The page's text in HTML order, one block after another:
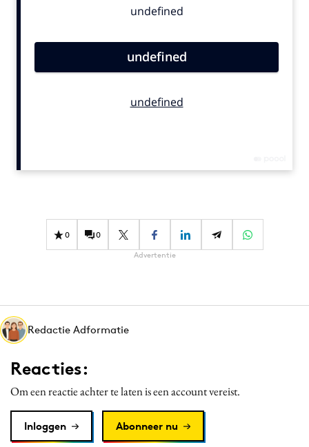
Contentmarketing
Effectiviteit
Gedragsverandering
Martech
Media
Merkstrategie
PR
Programmatic
Reputatie & crisis
0 0
Advertentie
Redactie Adformatie
Reacties:
Om een reactie achter te laten is een account vereist.
Inloggen Abonneer nu